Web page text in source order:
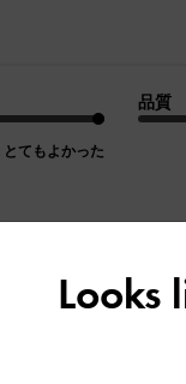
とてもよかった
品質
Looks